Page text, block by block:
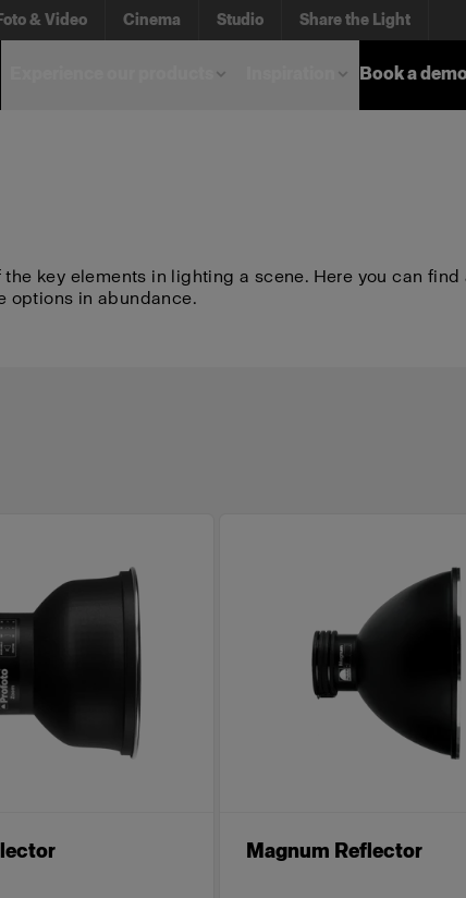
Foto & Video Cinema Studio Share the Light
Book a
key elements in lighting a scene. Here you can
options in abundance.
Magnum Reflector